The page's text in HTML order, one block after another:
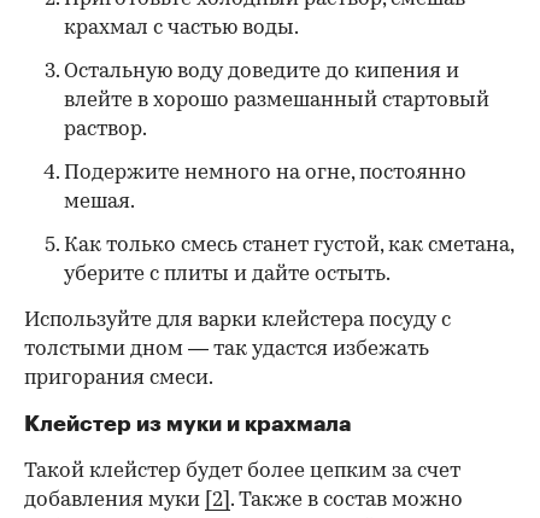
крахмал с частью воды.
Остальную воду доведите до кипения и
влейте в хорошо размешанный стартовый
раствор.
Подержите немного на огне, постоянно
мешая.
Как только смесь станет густой, как сметана,
уберите с плиты и дайте остыть.
Используйте для варки клейстера посуду с
толстыми дном — так удастся избежать
пригорания смеси.
Клейстер из муки и крахмала
Такой клейстер будет более цепким за счет
добавления муки [2] . Также в состав можно